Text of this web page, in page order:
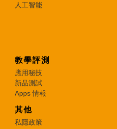
人工智能
教學評測
應用秘技
新品測試
Apps 情報
其他
私隱政策